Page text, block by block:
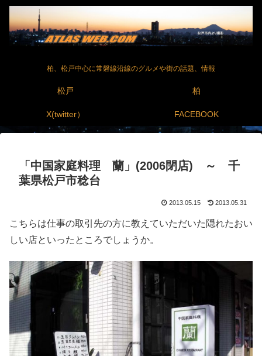
柏、松戸中心に常磐線沿線のグルメや街の話題、情報
松戸 柏
X(twitter） FACEBOOK
「中国家庭料理 蘭」(2006閉店) ～ 千
葉県松戸市稔台
2013.05.15 2013.05.31
こちらは仕事の取引先の方に教えていただいた隠れたおい
しい店といったところでしょうか。